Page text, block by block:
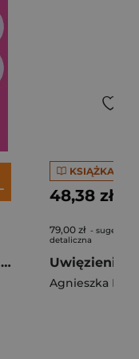
Cztery style funkcjonowania w relacjach. W jaki sposób teoria przywiązania może pomóc ci zbudować udany związek
KSIĄŻKA
48,38 zł
79,00 zł -
detaliczna
Agnieszka